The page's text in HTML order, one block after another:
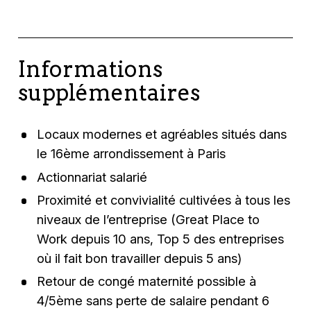
Informations
supplémentaires
Locaux modernes et agréables situés dans
le 16ème arrondissement à Paris
Actionnariat salarié
Proximité et convivialité cultivées à tous les
niveaux de l’entreprise (Great Place to
Work depuis 10 ans, Top 5 des entreprises
où il fait bon travailler depuis 5 ans)
Retour de congé maternité possible à
4/5ème sans perte de salaire pendant 6